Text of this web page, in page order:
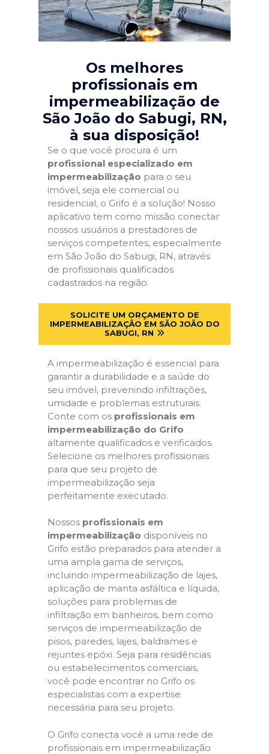
Os melhores
profissionais em
impermeabilização de
São João do Sabugi, RN,
à sua disposição!
Se o que você procura é um
profissional especializado em
impermeabilização para o seu
imóvel, seja ele comercial ou
residencial, o Grifo é a solução! Nosso
aplicativo tem como missão conectar
nossos usuários a prestadores de
serviços competentes, especialmente
em São João do Sabugi, RN, através
de profissionais qualificados
cadastrados na região.
SOLICITE UM ORÇAMENTO DE
IMPERMEABILIZAÇÃO EM SÃO JOÃO DO
SABUGI, RN
A impermeabilização é essencial para
garantir a durabilidade e a saúde do
seu imóvel, prevenindo infiltrações,
umidade e problemas estruturais.
Conte com os profissionais em
impermeabilização do Grifo
altamente qualificados e verificados.
Selecione os melhores profissionais
para que seu projeto de
impermeabilização seja
perfeitamente executado.
Nossos profissionais em
impermeabilização disponíveis no
Grifo estão preparados para atender a
uma ampla gama de serviços,
incluindo impermeabilização de lajes,
aplicação de manta asfáltica e líquida,
soluções para problemas de
infiltração em banheiros, bem como
serviços de impermeabilização de
pisos, paredes, lajes, baldrames e
rejuntes epóxi. Seja para residências
ou estabelecimentos comerciais,
você pode encontrar no Grifo os
especialistas com a expertise
necessária para seu projeto.
O Grifo conecta você a uma rede de
profissionais em impermeabilização